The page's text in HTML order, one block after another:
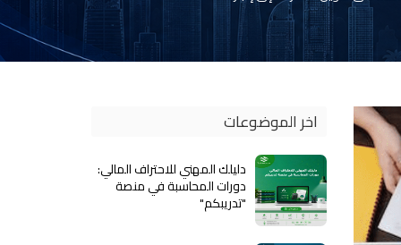
اخر الموضوعات
دليلك المهني للاحتراف المالي:
دورات المحاسبة في منصة
"تدريبكم"